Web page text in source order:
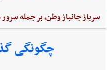
سرباز جانباز وطن،‌ بر جمله
چگونگی